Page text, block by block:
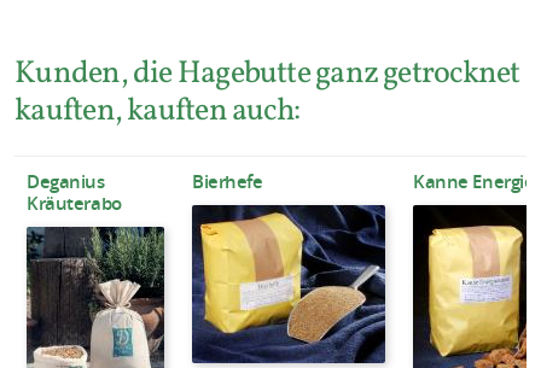
Kunden, die Hagebutte ganz getrocknet
kauften, kauften auch:
Deganius
Kräuterabo
Bierhefe Kanne